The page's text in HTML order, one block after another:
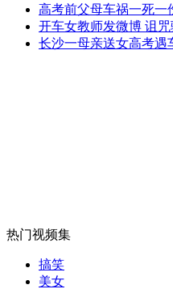
无痛分娩是否安全 医生
高考前父母车祸一死一
开车女教师发微博 诅
长沙一母亲送女高考遇
热门视频集
搞笑
美女